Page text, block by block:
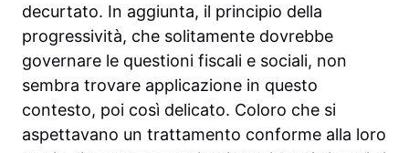
decurtato. In aggiunta, il principio della
progressività, che solitamente dovrebbe
governare le questioni fiscali e sociali, non
sembra trovare applicazione in questo
contesto, poi così delicato. Coloro che si
aspettavano un trattamento conforme alla loro